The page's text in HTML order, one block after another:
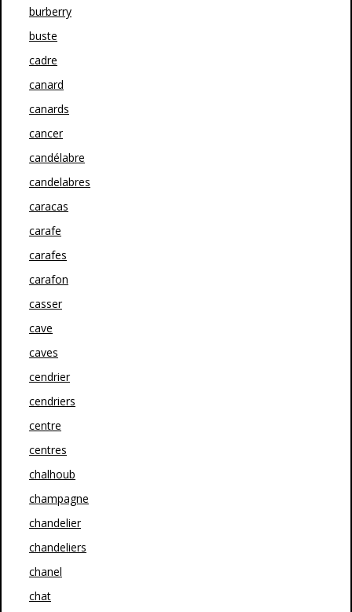
burberry
buste
cadre
canard
canards
cancer
candélabre
candelabres
caracas
carafe
carafes
carafon
casser
cave
caves
cendrier
cendriers
centre
centres
chalhoub
champagne
chandelier
chandeliers
chanel
chat